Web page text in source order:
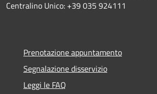
Centralino Unico: +39 035 924111
Prenotazione appuntamento
Segnalazione disservizio
Leggi le FAQ